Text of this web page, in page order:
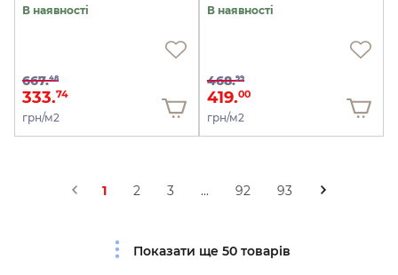
В наявності
667.48
333.74
грн/м2
В наявності
468.99
419.00
грн/м2
1 2 3 ... 92 93
Показати ще 50 товарів